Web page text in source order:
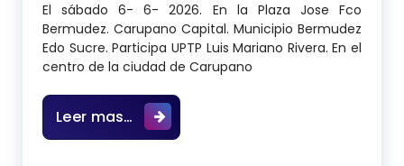
El sábado 6- 6- 2026. En la Plaza Jose Fco
Bermudez. Carupano Capital. Municipio Bermudez
Edo Sucre. Participa UPTP Luis Mariano Rivera. En el
centro de la ciudad de Carupano
Leer mas… El sábado 6- 6- 2026. En la Plaza